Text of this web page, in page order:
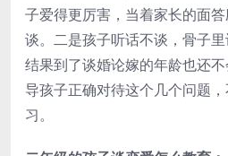
子爱得更厉害，当着家长的面
谈。二是孩子听话不谈，骨子
结果到了谈婚论嫁的年龄也还
导孩子正确对待这个几个问题
习。